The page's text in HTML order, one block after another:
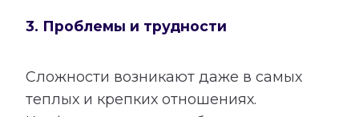
3. Проблемы и трудности
Сложности возникают даже в самых
теплых и крепких отношениях.